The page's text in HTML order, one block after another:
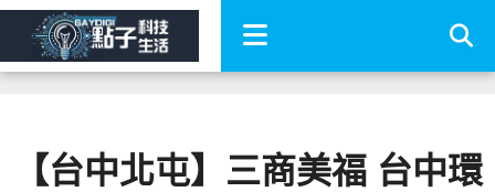
【台中北屯】三商美福 台中環